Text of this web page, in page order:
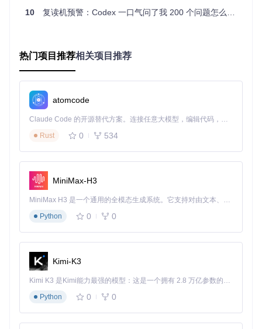
效率提升与权利侵害：技术红利的双重性
某游戏公司使用AI绘画工具将美术产能提升300%，但同时也
导致20%的原画师岗位缩减。这种技术带来的效率革命与传统
创作群体权益保障之间的矛盾，凸显了AI伦理的核心命题：如
何在技术进步与人文关怀间寻找平衡点？
创作自由与内容监管：平台责任的灰色地带
2024年某社交平台AI绘画功能因生成不当内容被约谈整改，暴
露了UGC模式下的内容治理难题。平台既需保障用户创作自
由，又要履行内容审核义务，这种"两难困境"反映了当前数据
合规（指数据的收集、使用、存储符合法律法规要求）体系的
不完善。
3分钟自查指南：训练数据合规性检测
检查模型文档中的训练数据来源声明
应对框架：伦理决策工具包与实践路径
风险决策流程图：从素材到发布的全流程伦理评估
开始创作 → 选择训练模型 → 检查数据授权？→ 是→使用合规素材
                                    ↓否
10 复读机预警：Codex 一口气问了我 200 个问题怎么办？
热门项目推荐相关项目推荐
atomcode
Claude Code 的开源替代方案。连接任意大模型，编辑代码，运行命令，自动验证 — 全自动执行。用 Rust 构建，极致性能。 ｜ An open-source alternative to Claude Code. Connect any LLM, edit code, run commands, and verify changes — autonomously. Built in Rust for speed. Get Started
Rust
0 534
MiniMax-H3
MiniMax H3 是一个通用的全模态生成系统。它支持对由文本、图像、视频和音频组成的多模态上下文进行统一理解，并能生成分辨率高达 2K、时长可达 15 秒的带原生立体声音频的视频。得益于面向任务泛化的系统设计，H3 在预训练阶段就已具备广泛的多模态上下文理解与生成能力，能够出色地执行复杂的多模态指令。
Python
0 0
Kimi-K3
Kimi K3 是Kimi能力最强的模型：这是一个拥有 2.8 万亿参数的混合专家（MoE）模型，具备原生视觉理解能力，并支持 100 万 token 的上下文窗口。
Python
0 0